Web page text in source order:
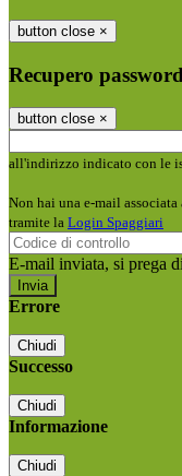
button close ×
Recupero password
button close ×
all'indirizzo indicato con le
Non hai una e-mail
tramite la Login Spaggiari
E-mail inviata, si prega
Errore
Chiudi
Successo
Chiudi
Informazione
Chiudi